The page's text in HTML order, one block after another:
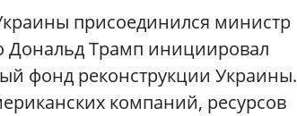
присоединился министр
Дональд Трамп инициировал
фонд реконструкции Украины.
компаний, ресурсов